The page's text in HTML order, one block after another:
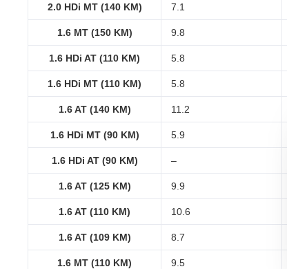
2.0 HDi MT (140 KM) 7.1
1.6 MT (150 KM) 9.8
1.6 HDi AT (110 KM) 5.8
1.6 HDi MT (110 KM) 5.8
1.6 AT (140 KM) 11.2
1.6 HDi MT (90 KM) 5.9
1.6 HDi AT (90 KM) –
1.6 AT (125 KM) 9.9
1.6 AT (110 KM) 10.6
1.6 AT (109 KM) 8.7
1.6 MT (110 KM) 9.5